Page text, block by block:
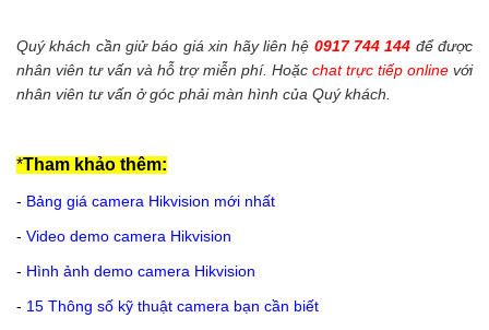
Quý khách cần giử báo giá xin hãy liên hệ 0917 744 144 để được
nhân viên tư vấn và hỗ trợ miễn phí. Hoặc chat trực tiếp onlinevới
nhân viên tư vấn ở góc phải màn hình của Quý khách.
*Tham khảo thêm:
- Bảng giá camera Hikvision mới nhất
- Video demo camera Hikvision
- Hình ảnh demo camera Hikvision
- 15 Thông số kỹ thuật camera bạn cần biết